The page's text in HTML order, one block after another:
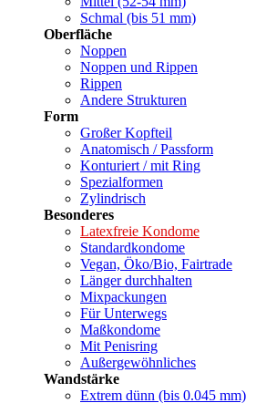
Schmal (bis 51 mm)
Oberfläche
Noppen
Noppen und Rippen
Rippen
Andere Strukturen
Form
Großer Kopfteil
Anatomisch / Passform
Konturiert / mit Ring
Spezialformen
Zylindrisch
Besonderes
Latexfreie Kondome
Standardkondome
Vegan, Öko/Bio, Fairtrade
Länger durchhalten
Mixpackungen
Für Unterwegs
Maßkondome
Mit Penisring
Außergewöhnliches
Wandstärke
Extrem dünn (bis 0.045 mm)